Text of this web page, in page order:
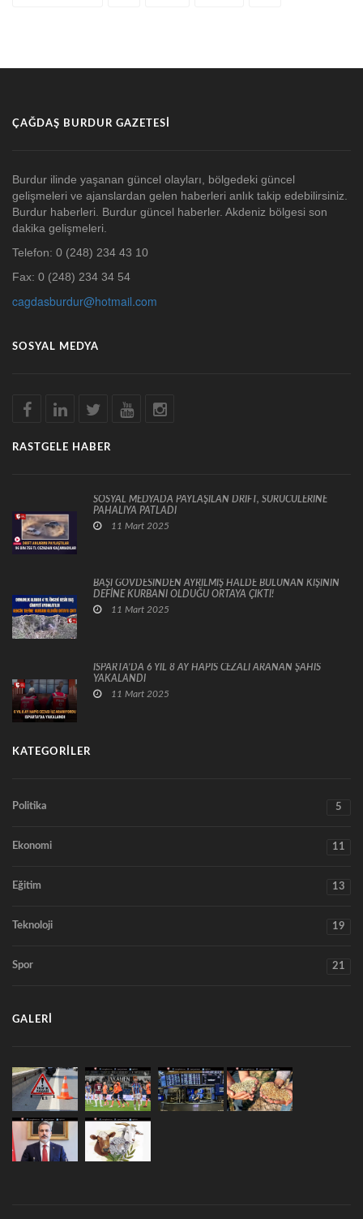
ÇAĞDAŞ BURDUR GAZETESI
Burdur ilinde yaşanan güncel olayları, bölgedeki güncel
gelişmeleri ve ajanslardan gelen haberleri anlık takip edebilirsiniz.
Burdur haberleri. Burdur güncel haberler. Akdeniz bölgesi son
dakika gelişmeleri.
Telefon: 0 (248) 234 43 10
Fax: 0 (248) 234 34 54
cagdasburdur@hotmail.com
SOSYAL MEDYA
RASTGELE HABER
SOSYAL MEDYADA PAYLAŞILAN DRİFT, SÜRÜCÜLERİNE
PAHALIYA PATLADI
11 Mart 2025
BAŞI GÖVDESİNDEN AYRILMIŞ HALDE BULUNAN KİŞİNİN
DEFİNE KURBANI OLDUĞU ORTAYA ÇIKTI!
11 Mart 2025
ISPARTA’DA 6 YIL 8 AY HAPİS CEZALI ARANAN ŞAHIS
YAKALANDI
11 Mart 2025
KATEGORILER
Politika 5
Ekonomi 11
Eğitim 13
Teknoloji 19
Spor 21
GALERI